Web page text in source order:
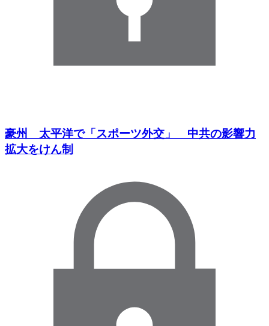
豪州 太平洋で「スポーツ外交」 中共の影響力
拡大をけん制